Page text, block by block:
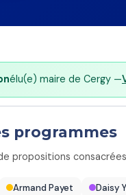
élu(e) maire de Cergy —
programmes
propositions
Armand Payet Daisy